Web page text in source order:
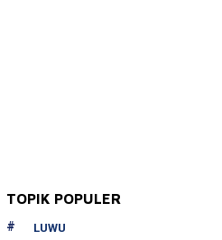
TOPIK POPULER
LUWU